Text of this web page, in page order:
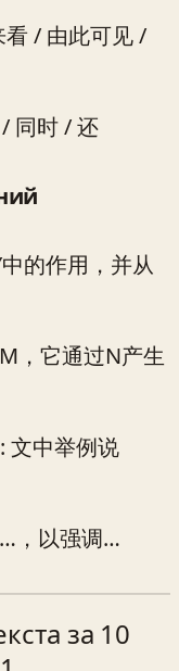
/ 由此可见 /
同时 / 还
的作用，并从
，它通过N产生
文中举例说
，以强调…
за 10